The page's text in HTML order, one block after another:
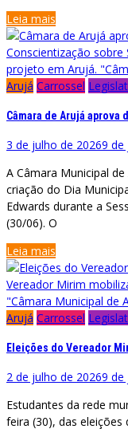
Leia mais
Conscientização
projeto em Arujá.
Arujá Carrossel
Câmara de Arujá aprova
3 de julho de 20269 de
A Câmara Municipal
criação do Dia
Edwards durante a
(30/06). O
Leia mais
Vereador Mirim
"Câmara Municipal de
Arujá Carrossel
Eleições do Vereador
2 de julho de 20269 de
Estudantes da rede
feira (30), das